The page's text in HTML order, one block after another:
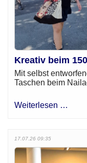
Kreativ beim
Mit selbst
Taschen beim
Weiterlesen …
17.07.26 09:35